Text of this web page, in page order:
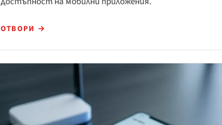
ОТВОРИ →